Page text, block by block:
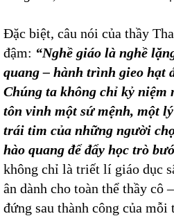
Đặc biệt, câu nói của thầy
đậm: “Nghề giáo là nghề
quang – hành trình gieo hạt
Chúng ta không chỉ kỷ niệm
tôn vinh một sứ mệnh, một
trái tim của những người
hào quang để đẩy học trò
không chỉ là triết lí giáo dục
ân dành cho toàn thể thầy cô
đứng sau thành công của mỗi